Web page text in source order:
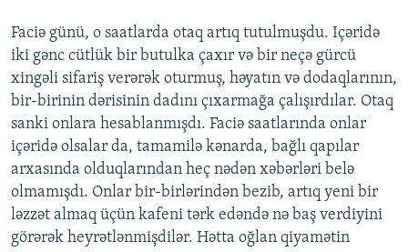
Faciə günü, o saatlarda otaq artıq tutulmuşdu. Içəridə
iki gənc cütlük bir butulka çaxır və bir neçə gürcü
xingəli sifariş verərək oturmuş, həyatın və dodaqlarının,
bir-birinin dərisinin dadını çıxarmağa çalışırdılar. Otaq
sanki onlara hesablanmışdı. Faciə saatlarında onlar
içəridə olsalar da, tamamilə kənarda, bağlı qapılar
arxasında olduqlarından heç nədən xəbərləri belə
olmamışdı. Onlar bir-birlərindən bezib, artıq yeni bir
ləzzət almaq üçün kafeni tərk edəndə nə baş verdiyini
görərək heyrətlənmişdilər. Hətta oğlan qiyamətin